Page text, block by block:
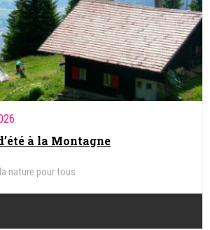
à la Montagne
nature pour tous